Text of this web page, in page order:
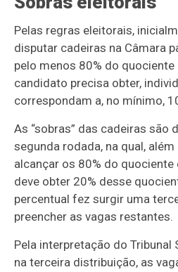
Pelas regras eleitorais,
disputar cadeiras na Câmara
pelo menos 80% do
candidato precisa obter,
correspondam a, no mínimo,
As “sobras” das cadeiras são
segunda rodada, na qual,
alcançar os 80% do
deve obter 20% desse
percentual fez surgir uma
preencher as vagas restantes.
Pela interpretação do Tribunal
na terceira distribuição, as